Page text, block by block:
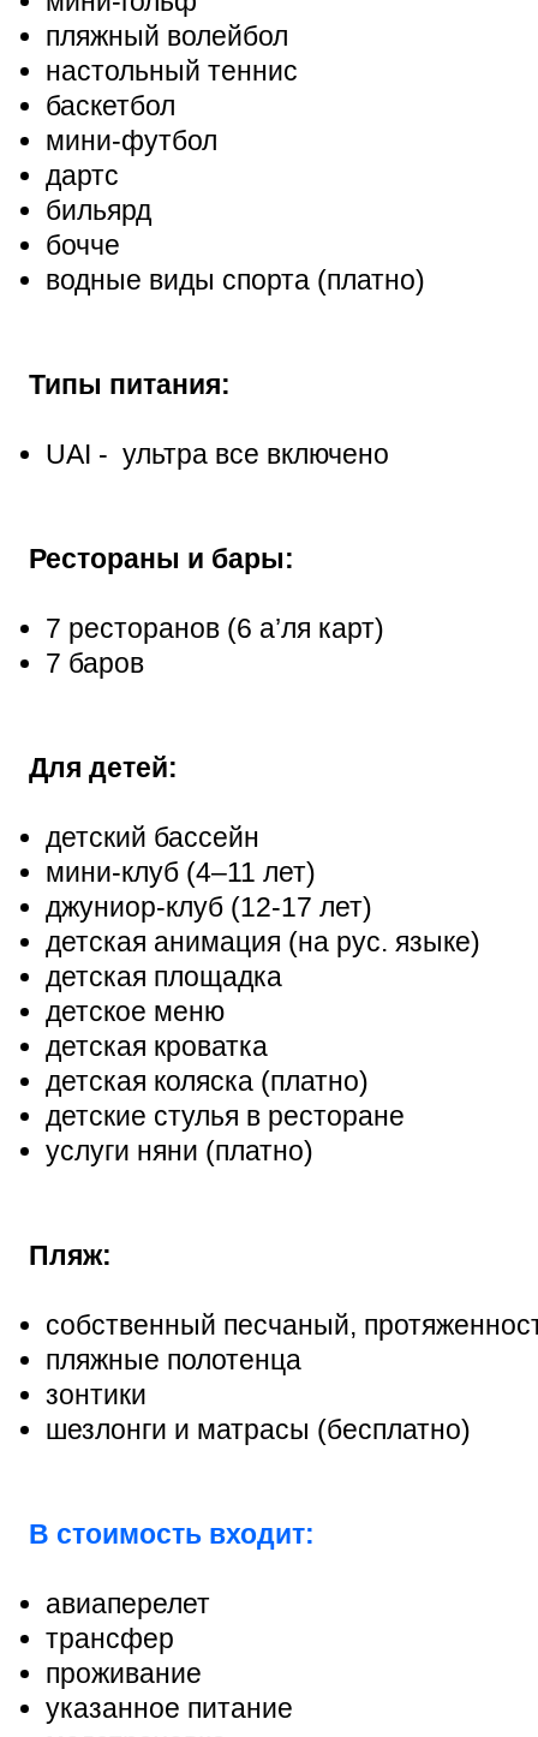
пляжный волейбол
настольный теннис
баскетбол
мини-футбол
дартс
бильярд
бочче
водные виды спорта (платно)
Типы питания:
UAI - ультра все включено
Рестораны и бары:
7 ресторанов (6 а’ля карт)
7 баров
Для детей:
детский бассейн
мини-клуб (4–11 лет)
джуниор-клуб (12-17 лет)
детская анимация (на рус. языке)
детская площадка
детское меню
детская кроватка
детская коляска (платно)
детские стулья в ресторане
услуги няни (платно)
Пляж:
собственный песчаный,
пляжные полотенца
зонтики
шезлонги и матрасы (бесплатно)
В стоимость входит:
авиаперелет
трансфер
проживание
указанное питание